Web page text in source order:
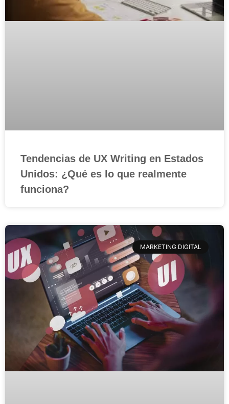
Tendencias de UX Writing en Estados
Unidos: ¿Qué es lo que realmente
funciona?
MARKETING DIGITAL